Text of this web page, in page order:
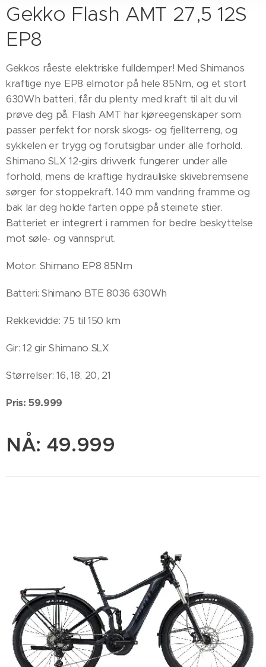
Gekko Flash AMT 27,5 12S
EP8
Gekkos råeste elektriske fulldemper! Med Shimanos
kraftige nye EP8 elmotor på hele 85Nm, og et stort
630Wh batteri, får du plenty med kraft til alt du vil
prøve deg på. Flash AMT har kjøreegenskaper som
passer perfekt for norsk skogs- og fjellterreng, og
sykkelen er trygg og forutsigbar under alle forhold.
Shimano SLX 12-girs drivverk fungerer under alle
forhold, mens de kraftige hydrauliske skivebremsene
sørger for stoppekraft. 140 mm vandring framme og
bak lar deg holde farten oppe på steinete stier.
Batteriet er integrert i rammen for bedre beskyttelse
mot søle- og vannsprut.
Motor: Shimano EP8 85Nm
Batteri: Shimano BTE 8036 630Wh
Rekkevidde: 75 til 150 km
Gir: 12 gir Shimano SLX
Størrelser: 16, 18, 20, 21
Pris: 59.999
NÅ: 49.999